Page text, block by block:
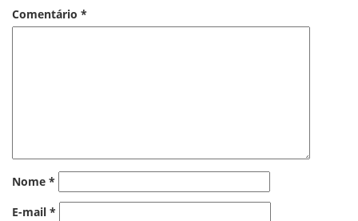
Comentário *
Nome *
E-mail *